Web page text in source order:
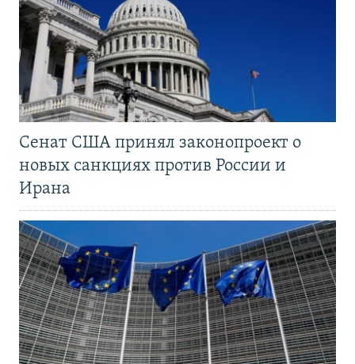
Сенат США принял законопроект о
новых санкциях против России и
Ирана